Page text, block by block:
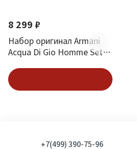
8 299 ₽
Набор оригинал Armani
Acqua Di Gio Homme Set
+7(499) 390-75-96